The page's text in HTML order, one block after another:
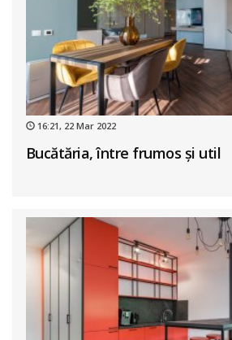
16:21, 22 Mar 2022
Bucătăria, între frumos și util